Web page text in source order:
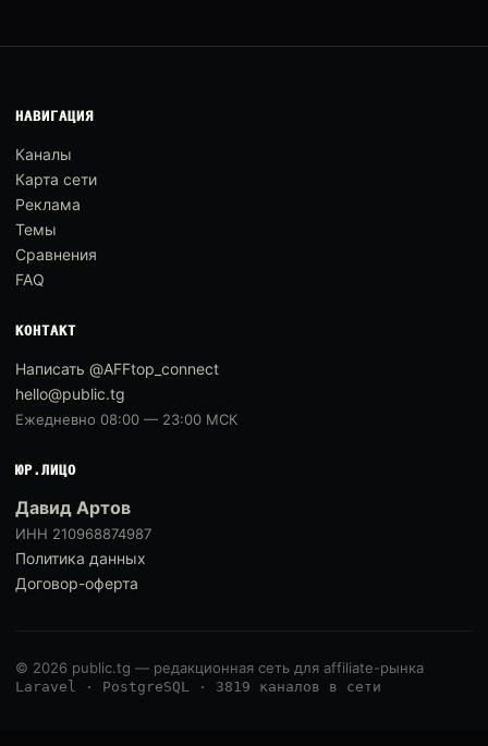
НАВИГАЦИЯ
Каналы
Карта сети
Реклама
Темы
Сравнения
FAQ
КОНТАКТ
Написать @AFFtop_connect
hello@public.tg
Ежедневно 08:00 — 23:00 МСК
ЮР.ЛИЦО
Давид Артов
ИНН 210968874987
Политика данных
Договор-оферта
© 2026 public.tg — редакционная сеть для affiliate-рынка
Laravel · PostgreSQL · 3819 каналов в сети